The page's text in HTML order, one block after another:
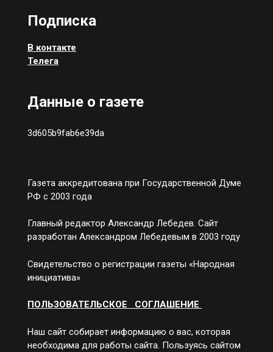
Подписка
В контакте
Телега
Данные о газете
3d605b9fab6e39da
Газета аккредитована при Государственной Думе
РФ с 2003 года
Главный редактор Александр Лебедев. Сайт
разработан Александром Лебедевым в 2003 году
Свидетельство о регистрации газеты «Народная
инициатива»
ПОЛЬЗОВАТЕЛЬСКОЕ СОГЛАШЕНИЕ
Наш сайт собирает информацию о вас, которая
необходима для работы сайта. Пользуясь сайтом